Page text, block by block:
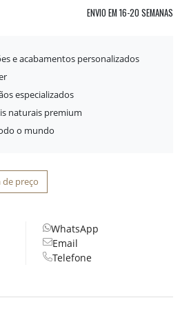
ENVIO EM 16-20 SEMANAS
e acabamentos personalizados
especializados
naturais premium
o mundo
de preço
WhatsApp
Email
Telefone